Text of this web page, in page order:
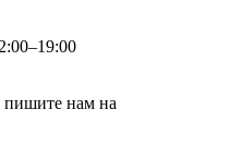
пишите нам на